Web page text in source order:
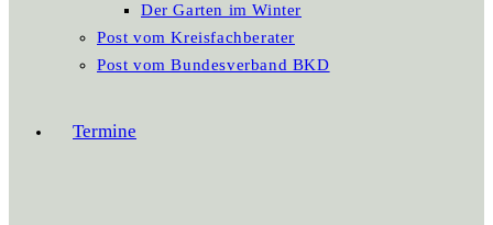
Der Garten im Winter
Post vom Kreisfachberater
Post vom Bundesverband BKD
Termine